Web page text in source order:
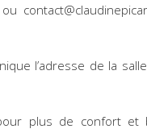
l’adresse de la
plus de confort et